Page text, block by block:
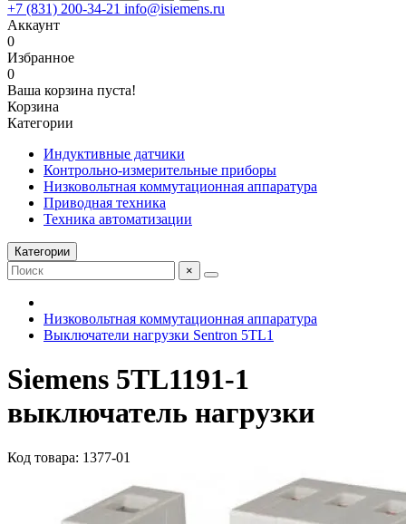
+7 (831) 200-34-21 info@isiemens.ru
Аккаунт
0
Избранное
0
Ваша корзина пуста!
Корзина
Категории
Индуктивные датчики
Контрольно-измерительные приборы
Низковольтная коммутационная аппаратура
Приводная техника
Техника автоматизации
Категории
×
Низковольтная коммутационная аппаратура
Выключатели нагрузки Sentron 5TL1
Siemens 5TL1191-1
выключатель нагрузки
Код товара: 1377-01